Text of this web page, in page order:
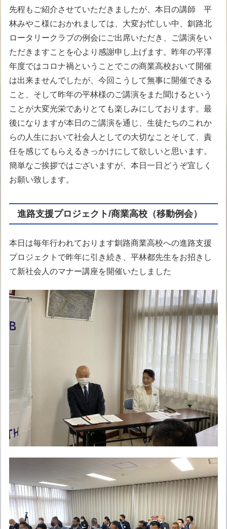
先程もご紹介させていただきましたが、本日の講師 平
林みやこ様におかれましては、大変お忙しい中、釧路北
ロータリークラブの例会にご出席いただき、ご講演をい
ただきますことを心より感謝申し上げます。昨年の平澤
年度ではコロナ禍ということでこの商業高校おいて開催
は出来ませんでしたが、今回こうして無事に開催できる
こと、そして昨年の平林様のご講演をまた聞けるという
ことが大変光栄でありとても楽しみにしております。最
後になりますが本日のご講演を通じ、生徒たちのこれか
らの人生において社会人としての大切なことそして、責
任を感じてもらえるきっかけにして欲しいと思います。
簡単なご挨拶ではございますが、本日一日どうぞ宜しく
お願い致します。
進路支援プロジェクト/商業高校（移動例会）
本日は毎年行われております釧路商業高校への進路支援
プロジェクトで昨年に引き続き、平林都先生をお招きし
て新社会人のマナー講座を開催いたしました